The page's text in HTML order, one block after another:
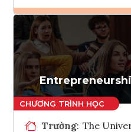
Trường: The